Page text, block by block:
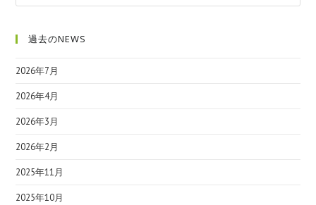
過去のNEWS
2026年7月
2026年4月
2026年3月
2026年2月
2025年11月
2025年10月